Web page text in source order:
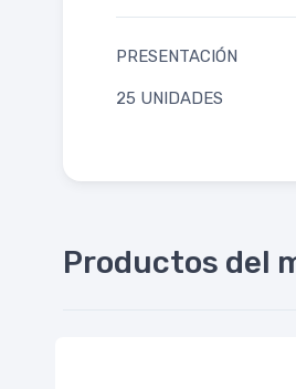
PRESENTACIÓN
25 UNIDADES
Productos del